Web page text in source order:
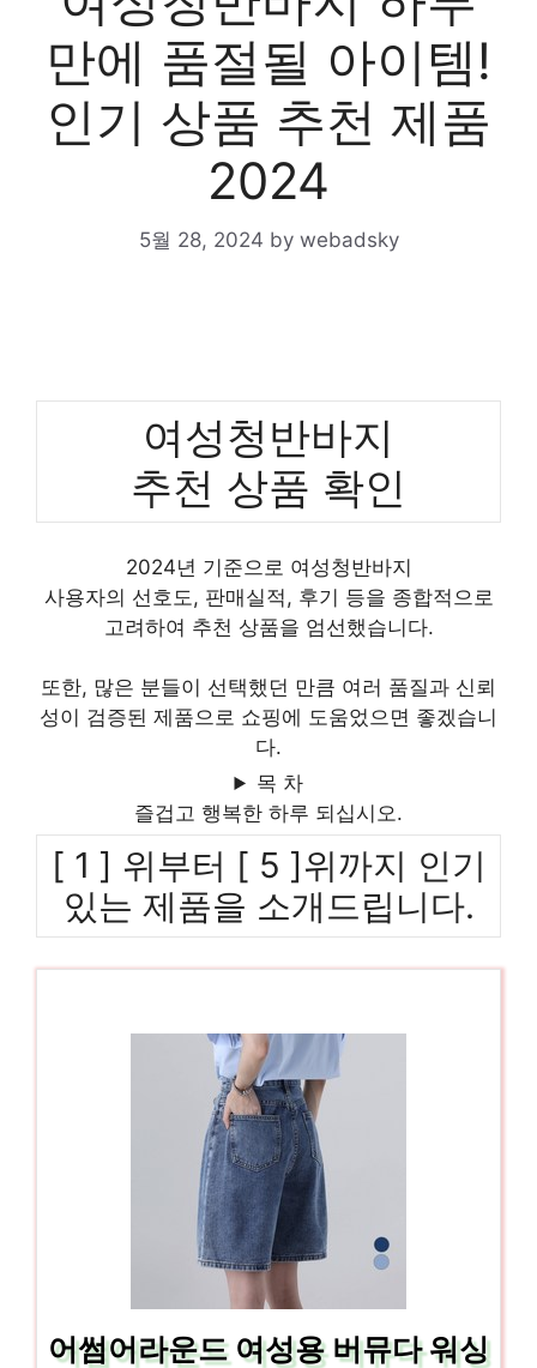
만에 품절될 아이템!
인기 상품 추천 제품
2024
5월 28, 2024 by webadsky
여성청반바지
추천 상품 확인
2024년 기준으로 여성청반바지
사용자의 선호도, 판매실적, 후기 등을 종합적으로
고려하여 추천 상품을 엄선했습니다.
또한, 많은 분들이 선택했던 만큼 여러 품질과 신뢰
성이 검증된 제품으로 쇼핑에 도움었으면 좋겠습니
다.
목 차
즐겁고 행복한 하루 되십시오.
[ 1 ] 위부터 [ 5 ]위까지 인기
있는 제품을 소개드립니다.
어썸어라운드 여성용 버뮤다 워싱